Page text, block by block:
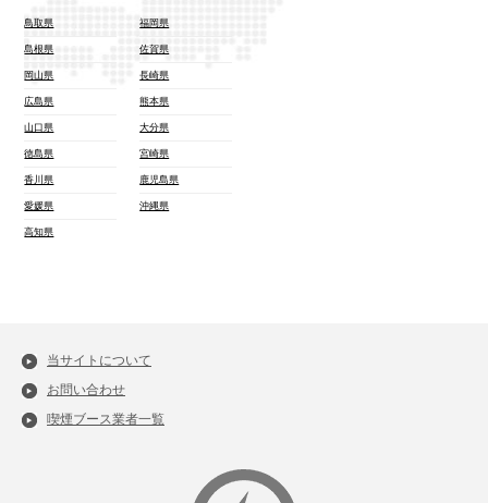
鳥取県
島根県
岡山県
広島県
山口県
徳島県
香川県
愛媛県
高知県
福岡県
佐賀県
長崎県
熊本県
大分県
宮崎県
鹿児島県
沖縄県
当サイトについて
お問い合わせ
喫煙ブース業者一覧